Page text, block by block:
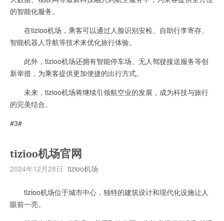
的智能化服务。
在tizioo机场，乘客可以通过人脸识别安检、自助行李寄存、
智能机器人导航等技术来优化旅行体验。
此外，tizioo机场还拥有智能停车场、无人驾驶接送服务等创
新举措，为乘客提供更加便捷的出行方式。
未来，tizioo机场将继续引领航空业的发展，成为科技与旅行
的完美结合。
#3#
tizioo机场官网
2024年12月28日 tizioo机场
tizioo机场位于城市中心，独特的建筑设计和现代化设施让人
眼前一亮。